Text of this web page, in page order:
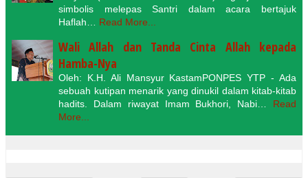
simbolis melepas Santri dalam acara bertajuk
Haflah… Read More...
Wali Allah dan Tanda Cinta Allah kepada
Hamba-Nya
Oleh: K.H. Ali Mansyur KastamPONPES YTP - Ada
sebuah kutipan menarik yang dinukil dalam kitab-kitab
hadits. Dalam riwayat Imam Bukhori, Nabi…
Read
More...